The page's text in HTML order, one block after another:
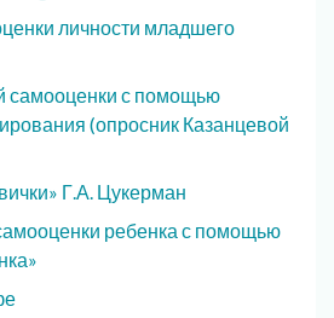
личности младшего
самооценки с помощью
(опросник Казанцевой
Г.А. Цукерман
ребенка с помощью